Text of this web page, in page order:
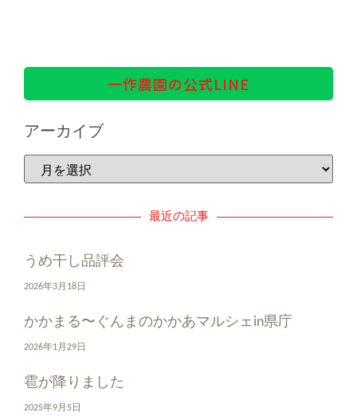
一作農園の公式LINE
アーカイブ
最近の記事
うめ干し品評会
2026年3月18日
かかまる〜ぐんまのかかあマルシェin県庁
2026年1月29日
雹が降りました
2025年9月5日